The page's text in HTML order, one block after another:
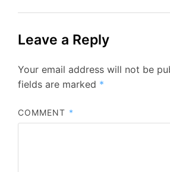
Leave a Reply
Your email address will not be
fields are marked *
COMMENT *